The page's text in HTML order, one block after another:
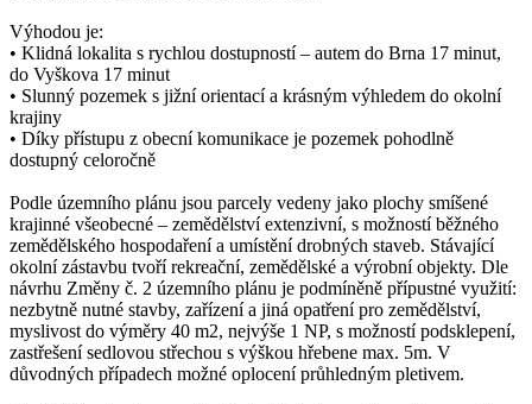
Výhodou je:
• Klidná lokalita s rychlou dostupností – autem do Brna 17 minut,
do Vyškova 17 minut
• Slunný pozemek s jižní orientací a krásným výhledem do okolní
krajiny
• Díky přístupu z obecní komunikace je pozemek pohodlně
dostupný celoročně
Podle územního plánu jsou parcely vedeny jako plochy smíšené
krajinné všeobecné – zemědělství extenzivní, s možností běžného
zemědělského hospodaření a umístění drobných staveb. Stávající
okolní zástavbu tvoří rekreační, zemědělské a výrobní objekty. Dle
návrhu Změny č. 2 územního plánu je podmíněně přípustné využití:
nezbytně nutné stavby, zařízení a jiná opatření pro zemědělství,
myslivost do výměry 40 m2, nejvýše 1 NP, s možností podsklepení,
zastřešení sedlovou střechou s výškou hřebene max. 5m. V
důvodných případech možné oplocení průhledným pletivem.